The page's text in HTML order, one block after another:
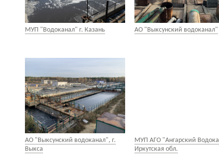
МУП "Водоканал" г. Казань АО "Выксунский водоканал"
АО "Выксунский водоканал", г.
Выкса
МУП АГО "Ангарский
Иркутская обл.